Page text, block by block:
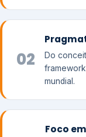
02
Do
mundial.
Foco